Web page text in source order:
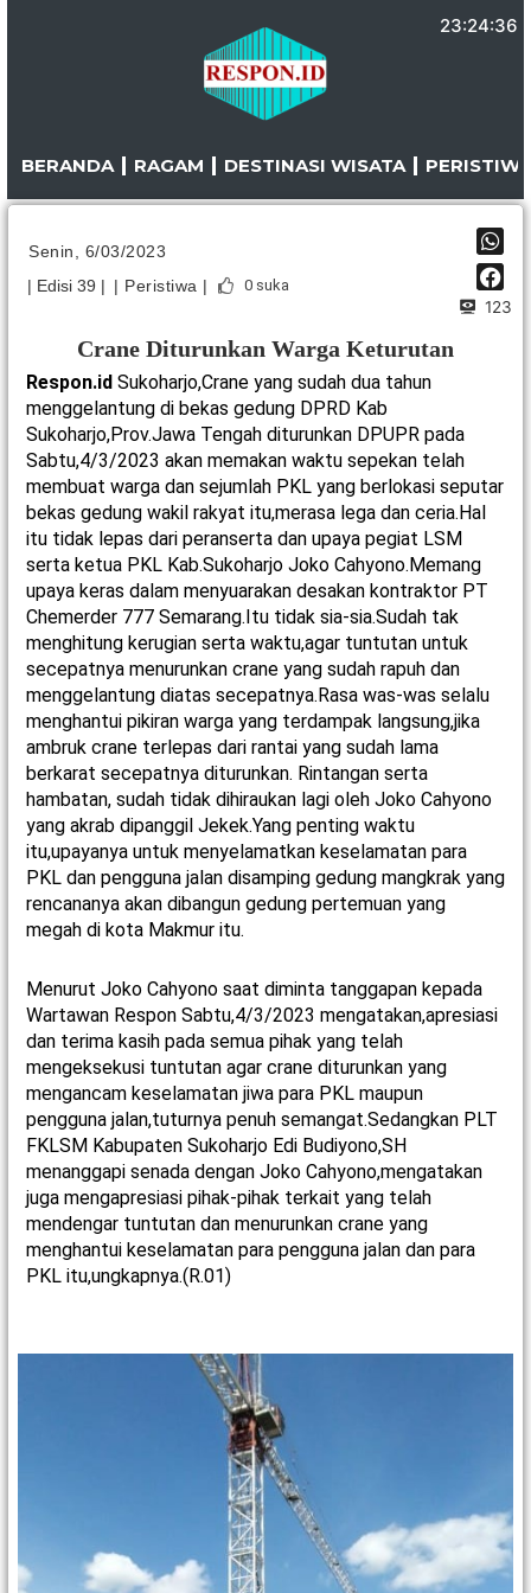
23:24:37
BERANDA RAGAM DESTINASI WISATA PERISTIWA
Senin, 6/03/2023
| Edisi 39 | | Peristiwa | 0suka
123
Crane Diturunkan Warga Keturutan
Respon.id Sukoharjo,Crane yang sudah dua tahun
menggelantung di bekas gedung DPRD Kab
Sukoharjo,Prov.Jawa Tengah diturunkan DPUPR pada
Sabtu,4/3/2023 akan memakan waktu sepekan telah
membuat warga dan sejumlah PKL yang berlokasi seputar
bekas gedung wakil rakyat itu,merasa lega dan ceria.Hal
itu tidak lepas dari peranserta dan upaya pegiat LSM
serta ketua PKL Kab.Sukoharjo Joko Cahyono.Memang
upaya keras dalam menyuarakan desakan kontraktor PT
Chemerder 777 Semarang.Itu tidak sia-sia.Sudah tak
menghitung kerugian serta waktu,agar tuntutan untuk
secepatnya menurunkan crane yang sudah rapuh dan
menggelantung diatas secepatnya.Rasa was-was selalu
menghantui pikiran warga yang terdampak langsung,jika
ambruk crane terlepas dari rantai yang sudah lama
berkarat secepatnya diturunkan. Rintangan serta
hambatan, sudah tidak dihiraukan lagi oleh Joko Cahyono
yang akrab dipanggil Jekek.Yang penting waktu
itu,upayanya untuk menyelamatkan keselamatan para
PKL dan pengguna jalan disamping gedung mangkrak yang
rencananya akan dibangun gedung pertemuan yang
megah di kota Makmur itu.
Menurut Joko Cahyono saat diminta tanggapan kepada
Wartawan Respon Sabtu,4/3/2023 mengatakan,apresiasi
dan terima kasih pada semua pihak yang telah
mengeksekusi tuntutan agar crane diturunkan yang
mengancam keselamatan jiwa para PKL maupun
pengguna jalan,tuturnya penuh semangat.Sedangkan PLT
FKLSM Kabupaten Sukoharjo Edi Budiyono,SH
menanggapi senada dengan Joko Cahyono,mengatakan
juga mengapresiasi pihak-pihak terkait yang telah
mendengar tuntutan dan menurunkan crane yang
menghantui keselamatan para pengguna jalan dan para
PKL itu,ungkapnya.(R.01)